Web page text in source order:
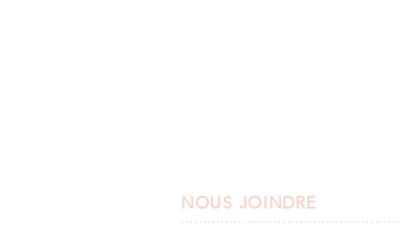
NOUS JOINDRE
..................................................